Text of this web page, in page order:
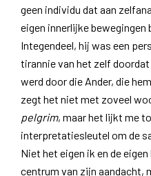
geen individu dat aan
eigen innerlijke bewegingen
Integendeel, hij was een
tirannie van het zelf
werd door die Ander, die
zegt het niet met zoveel
pelgrim, maar het lijkt me
interpretatiesleutel om de
Niet het eigen ik en de
centrum van zijn aandacht,